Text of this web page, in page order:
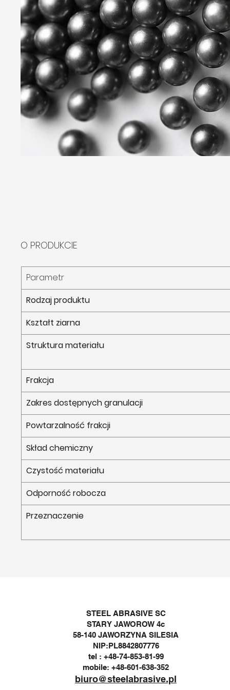
O PRODUKCIE
Parametr
Rodzaj produktu
Kształt ziarna
Struktura materiału
Frakcja
Zakres dostępnych granulacji
Powtarzalność frakcji
Skład chemiczny
Czystość materiału
Odporność robocza
Przeznaczenie
STEEL ABRASIVE SC
STARY JAWOROW 4c
58-140 JAWORZYNA SILESIA
NIP:PL8842807776
tel : +48-74-853-81-99
mobile: +48-601-638-352
biuro@steelabrasive.pl